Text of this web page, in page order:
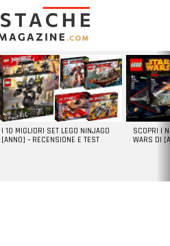
I 10 MIGLIORI SET LEGO NINJAGO
[ANNO] – RECENSIONE E TEST
SCOPRI I
WARS DI